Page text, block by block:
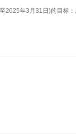
2025年3月31日)的目标